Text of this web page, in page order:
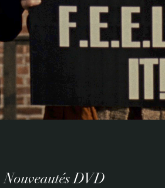
Nouveautés DVD